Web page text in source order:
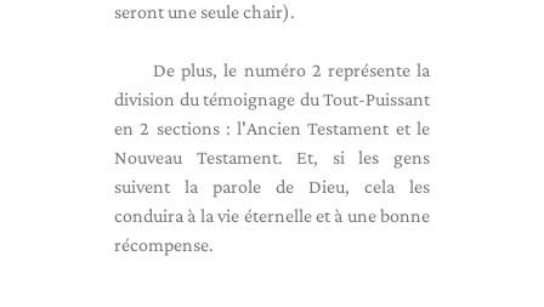
seront une seule chair).
De plus, le numéro 2 représente la
division du témoignage du Tout-Puissant
en 2 sections : l'Ancien Testament et le
Nouveau Testament. Et, si les gens
suivent la parole de Dieu, cela les
conduira à la vie éternelle et à une bonne
récompense.